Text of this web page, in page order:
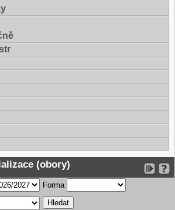
(obory)
Forma